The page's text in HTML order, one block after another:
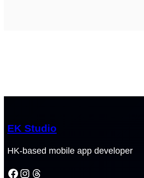
EK Studio
HK-based mobile app developer
Facebook Instagram Threads